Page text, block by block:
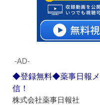
‐AD‐
◆登録無料◆薬事日報
信！
株式会社薬事日報社